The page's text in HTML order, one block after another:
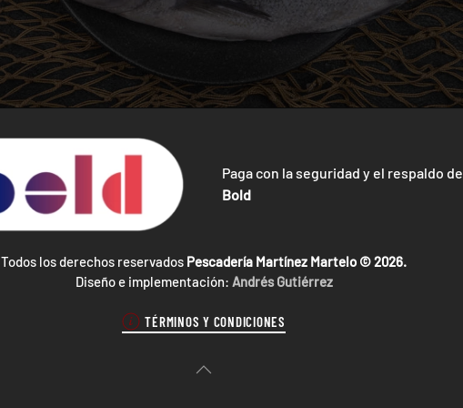
Paga con la seguridad y el respaldo de
Bold
Todos los derechos reservados Pescadería Martínez Martelo ©2026.
Diseño e implementación: Andrés Gutiérrez
TÉRMINOS Y CONDICIONES